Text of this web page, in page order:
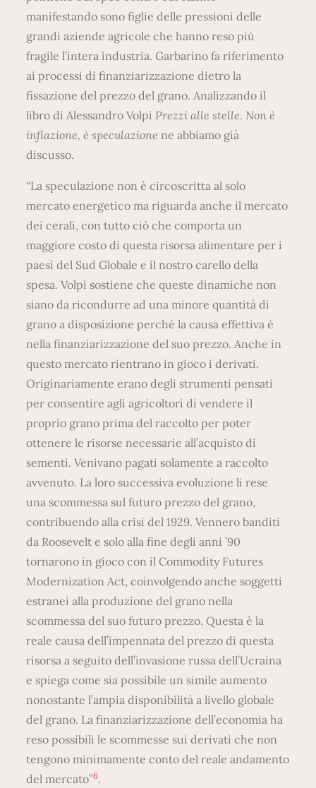
manifestando sono figlie delle pressioni delle
grandi aziende agricole che hanno reso più
fragile l’intera industria. Garbarino fa riferimento
ai processi di finanziarizzazione dietro la
fissazione del prezzo del grano. Analizzando il
libro di Alessandro Volpi Prezzi alle stelle. Non è
inflazione, è speculazionene abbiamo già
discusso.
“La speculazione non è circoscritta al solo
mercato energetico ma riguarda anche il mercato
dei cerali, con tutto ciò che comporta un
maggiore costo di questa risorsa alimentare per i
paesi del Sud Globale e il nostro carello della
spesa. Volpi sostiene che queste dinamiche non
siano da ricondurre ad una minore quantità di
grano a disposizione perché la causa effettiva è
nella finanziarizzazione del suo prezzo. Anche in
questo mercato rientrano in gioco i derivati.
Originariamente erano degli strumenti pensati
per consentire agli agricoltori di vendere il
proprio grano prima del raccolto per poter
ottenere le risorse necessarie all’acquisto di
sementi. Venivano pagati solamente a raccolto
avvenuto. La loro successiva evoluzione li rese
una scommessa sul futuro prezzo del grano,
contribuendo alla crisi del 1929. Vennero banditi
da Roosevelt e solo alla fine degli anni ’90
tornarono in gioco con il Commodity Futures
Modernization Act, coinvolgendo anche soggetti
estranei alla produzione del grano nella
scommessa del suo futuro prezzo. Questa è la
reale causa dell’impennata del prezzo di questa
risorsa a seguito dell’invasione russa dell’Ucraina
e spiega come sia possibile un simile aumento
nonostante l’ampia disponibilità a livello globale
del grano. La finanziarizzazione dell’economia ha
reso possibili le scommesse sui derivati che non
tengono minimamente conto del reale andamento
del mercato”6.